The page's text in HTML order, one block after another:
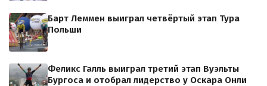
Барт Леммен выиграл четвёртый этап Тура
Польши
Феликс Галль выиграл третий этап Вуэльты
Бургоса и отобрал лидерство у Оскара Онли